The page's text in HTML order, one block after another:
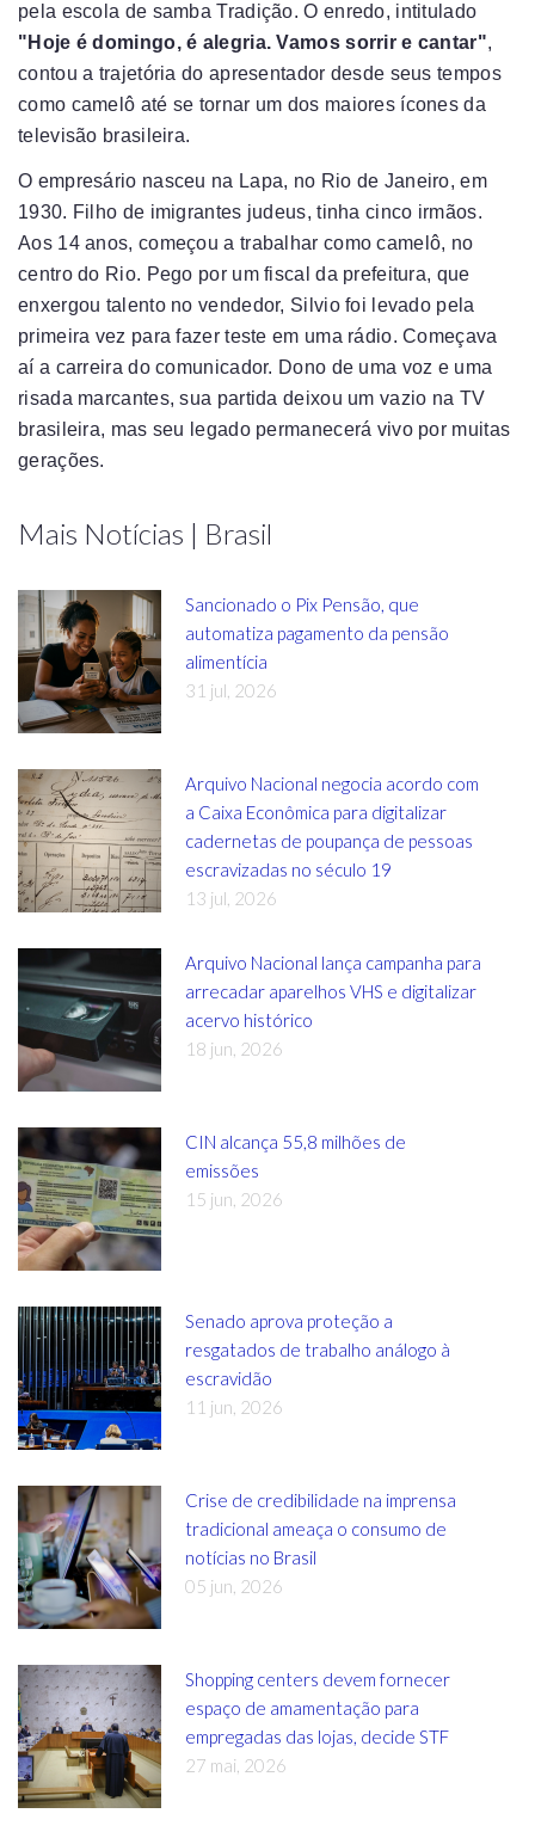
pela escola de samba Tradição. O enredo, intitulado
"Hoje é domingo, é alegria. Vamos sorrir e cantar",
contou a trajetória do apresentador desde seus tempos
como camelô até se tornar um dos maiores ícones da
televisão brasileira.
O empresário nasceu na Lapa, no Rio de Janeiro, em
1930. Filho de imigrantes judeus, tinha cinco irmãos.
Aos 14 anos, começou a trabalhar como camelô, no
centro do Rio. Pego por um fiscal da prefeitura, que
enxergou talento no vendedor, Silvio foi levado pela
primeira vez para fazer teste em uma rádio. Começava
aí a carreira do comunicador. Dono de uma voz e uma
risada marcantes, sua partida deixou um vazio na TV
brasileira, mas seu legado permanecerá vivo por muitas
gerações.
Mais Notícias | Brasil
Sancionado o Pix Pensão, que
automatiza pagamento da pensão
alimentícia
31 jul, 2026
Arquivo Nacional negocia acordo com
a Caixa Econômica para digitalizar
cadernetas de poupança de pessoas
escravizadas no século 19
13 jul, 2026
Arquivo Nacional lança campanha para
arrecadar aparelhos VHS e digitalizar
acervo histórico
18 jun, 2026
CIN alcança 55,8 milhões de
emissões
15 jun, 2026
Senado aprova proteção a
resgatados de trabalho análogo à
escravidão
11 jun, 2026
Crise de credibilidade na imprensa
tradicional ameaça o consumo de
notícias no Brasil
05 jun, 2026
Shopping centers devem fornecer
espaço de amamentação para
empregadas das lojas, decide STF
27 mai, 2026